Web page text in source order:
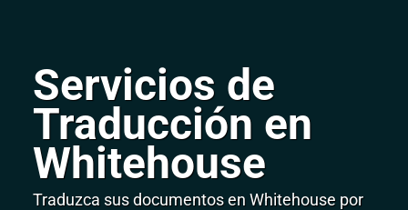
Servicios de
Traducción en
Whitehouse
Traduzca sus documentos en Whitehouse por